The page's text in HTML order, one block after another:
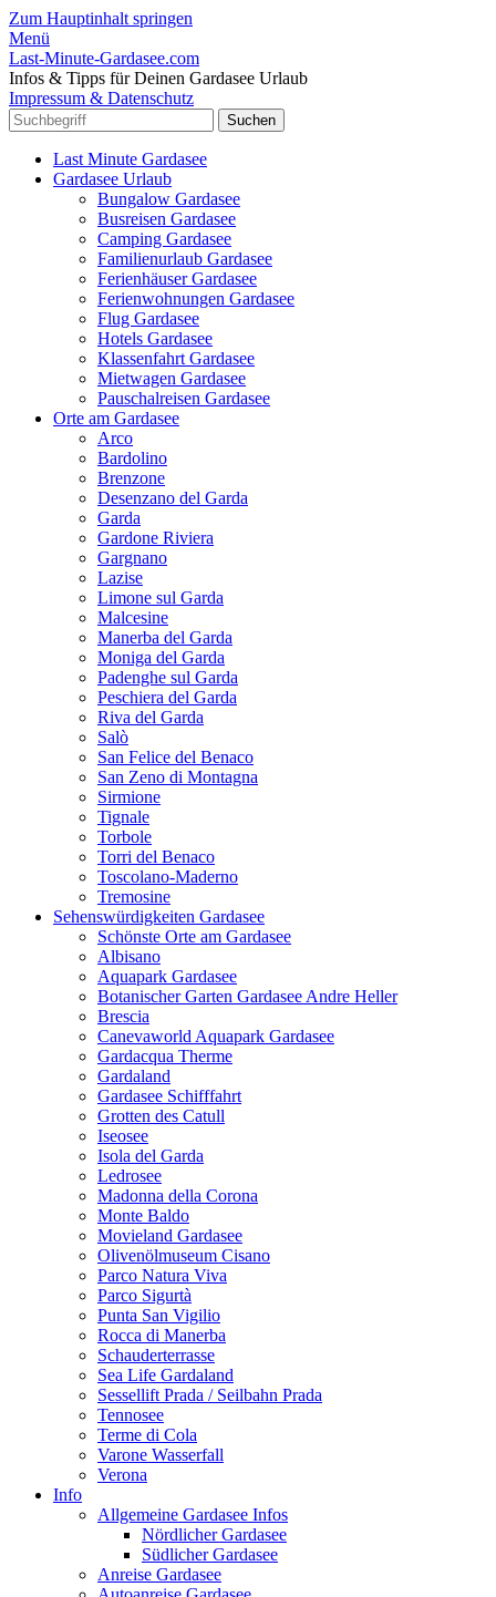
Zum Hauptinhalt springen
Menü
Last-Minute-Gardasee.com
Infos & Tipps für Deinen Gardasee Urlaub
Impressum & Datenschutz
Last Minute Gardasee
Gardasee Urlaub
Bungalow Gardasee
Busreisen Gardasee
Camping Gardasee
Familienurlaub Gardasee
Ferienhäuser Gardasee
Ferienwohnungen Gardasee
Flug Gardasee
Hotels Gardasee
Klassenfahrt Gardasee
Mietwagen Gardasee
Pauschalreisen Gardasee
Orte am Gardasee
Arco
Bardolino
Brenzone
Desenzano del Garda
Garda
Gardone Riviera
Gargnano
Lazise
Limone sul Garda
Malcesine
Manerba del Garda
Moniga del Garda
Padenghe sul Garda
Peschiera del Garda
Riva del Garda
Salò
San Felice del Benaco
San Zeno di Montagna
Sirmione
Tignale
Torbole
Torri del Benaco
Toscolano-Maderno
Tremosine
Sehenswürdigkeiten Gardasee
Schönste Orte am Gardasee
Albisano
Aquapark Gardasee
Botanischer Garten Gardasee Andre Heller
Brescia
Canevaworld Aquapark Gardasee
Gardacqua Therme
Gardaland
Gardasee Schifffahrt
Grotten des Catull
Iseosee
Isola del Garda
Ledrosee
Madonna della Corona
Monte Baldo
Movieland Gardasee
Olivenölmuseum Cisano
Parco Natura Viva
Parco Sigurtà
Punta San Vigilio
Rocca di Manerba
Schauderterrasse
Sea Life Gardaland
Sessellift Prada / Seilbahn Prada
Tennosee
Terme di Cola
Varone Wasserfall
Verona
Info
Allgemeine Gardasee Infos
Nördlicher Gardasee
Südlicher Gardasee
Anreise Gardasee